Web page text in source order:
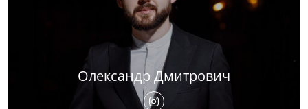
Олександр Дмитрович